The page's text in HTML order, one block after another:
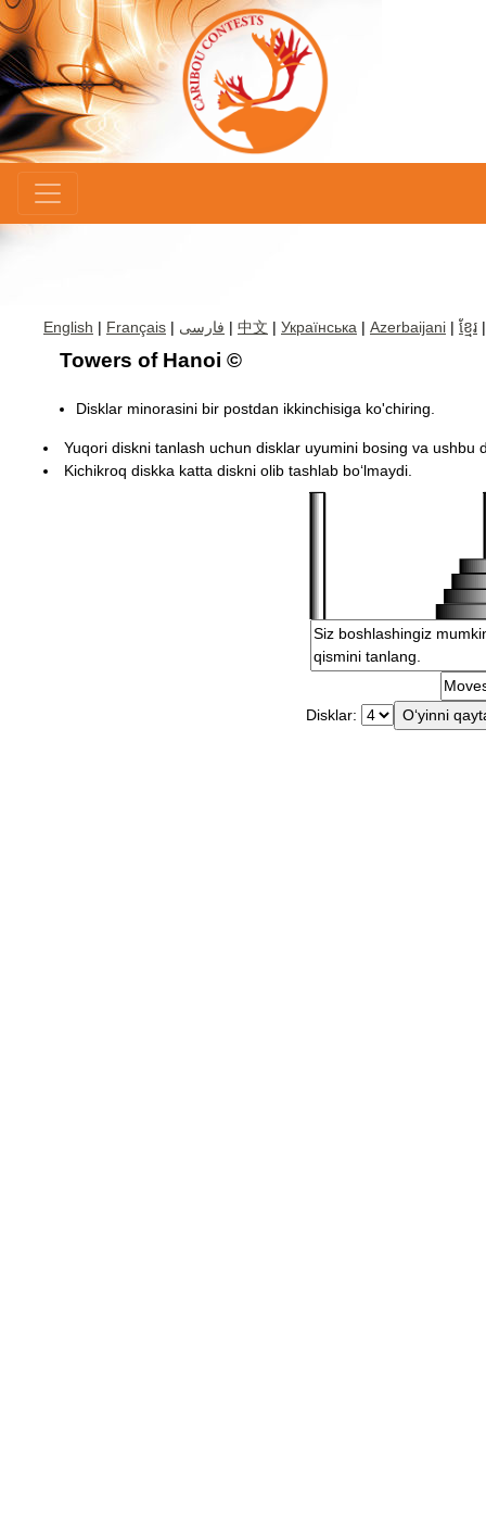
English | Français | فارسی | 中文 | Українська | Azerbaijani | ខ្មែរ
Towers of Hanoi ©
Disklar minorasini bir postdan ikkinchisiga ko'chiring.
Yuqori diskni tanlash uchun disklar uyumini bosing va ushbu
Kichikroq diskka katta diskni olib tashlab boʻlmaydi.
Disklar: